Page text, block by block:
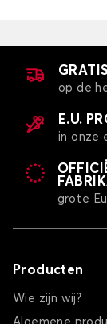
op de
E.U.
in onze
grote
Producten
Wie zijn wij?